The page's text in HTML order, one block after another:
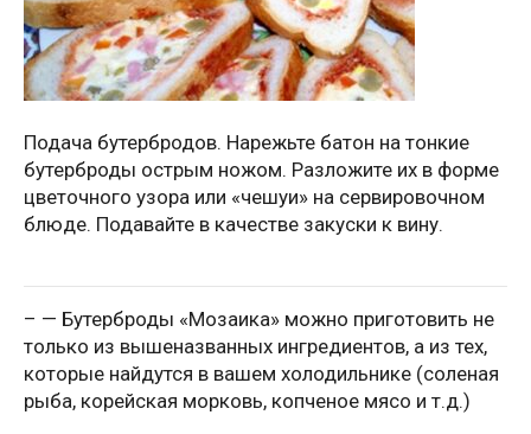
Подача бутербродов. Нарежьте батон на тонкие
бутерброды острым ножом. Разложите их в форме
цветочного узора или «чешуи» на сервировочном
блюде. Подавайте в качестве закуски к вину.
– — Бутерброды «Мозаика» можно приготовить не
только из вышеназванных ингредиентов, а из тех,
которые найдутся в вашем холодильнике (соленая
рыба, корейская морковь, копченое мясо и т.д.)